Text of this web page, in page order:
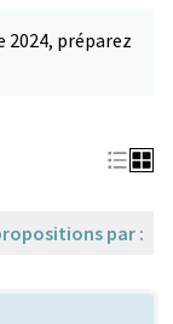
2024, préparez
par :